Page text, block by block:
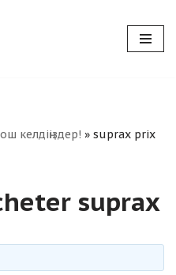
келдіңіздер! » suprax prix
suprax